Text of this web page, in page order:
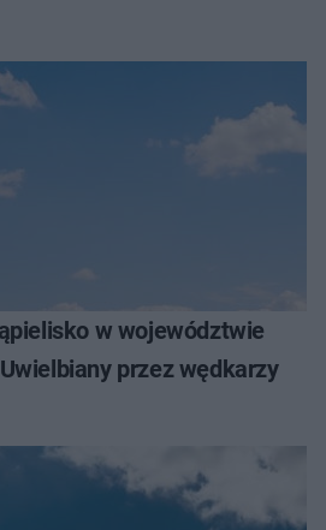
w województwie
przez wędkarzy